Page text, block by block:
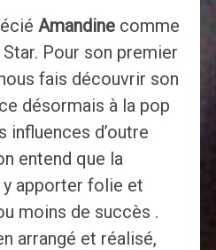
Amandinecomme
Pour son premier
fais découvrir son
désormais à la pop
influences d’outre
entend que la
apporter folie et
moins de succès .
arrangé et réalisé,